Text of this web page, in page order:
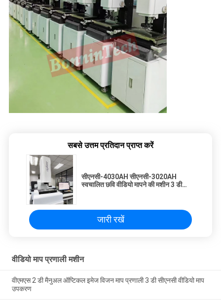
सबसे उत्तम प्रतिदान प्राप्त करें
सीएनसी-4030AH सीएनसी-3020AH
स्वचालित छवि वीडियो मापने की मशीन 3 डी
जारी रखें
वीडियो माप प्रणाली मशीन
वीएमएस 2 डी मैनुअल ऑप्टिकल इमेज विजन माप प्रणाली 3 डी सीएनसी वीडियो माप
उपकरण